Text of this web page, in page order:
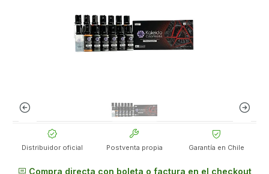
Distribuidor oficial Postventa propia Garantía en Chile
Compra directa con boleta o factura en el checkout